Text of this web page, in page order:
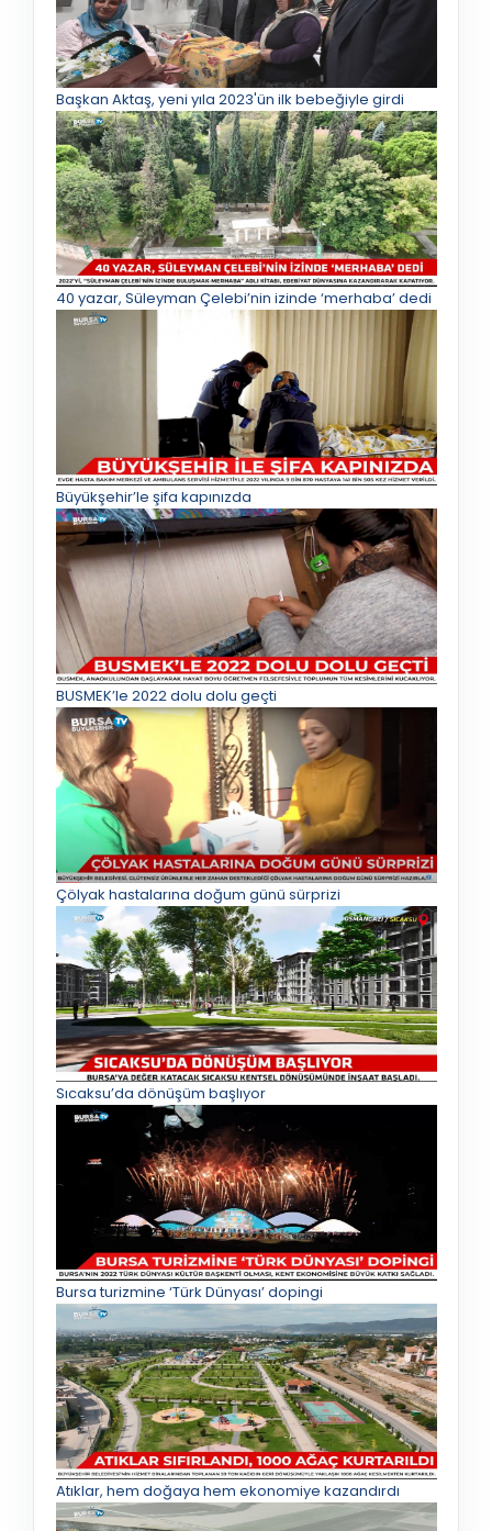
Başkan Aktaş, yeni yıla 2023'ün ilk bebeğiyle girdi
40 yazar, Süleyman Çelebi’nin izinde ‘merhaba’ dedi
Büyükşehir’le şifa kapınızda
BUSMEK’le 2022 dolu dolu geçti
Çölyak hastalarına doğum günü sürprizi
Sıcaksu’da dönüşüm başlıyor
Bursa turizmine ‘Türk Dünyası’ dopingi
Atıklar, hem doğaya hem ekonomiye kazandırdı